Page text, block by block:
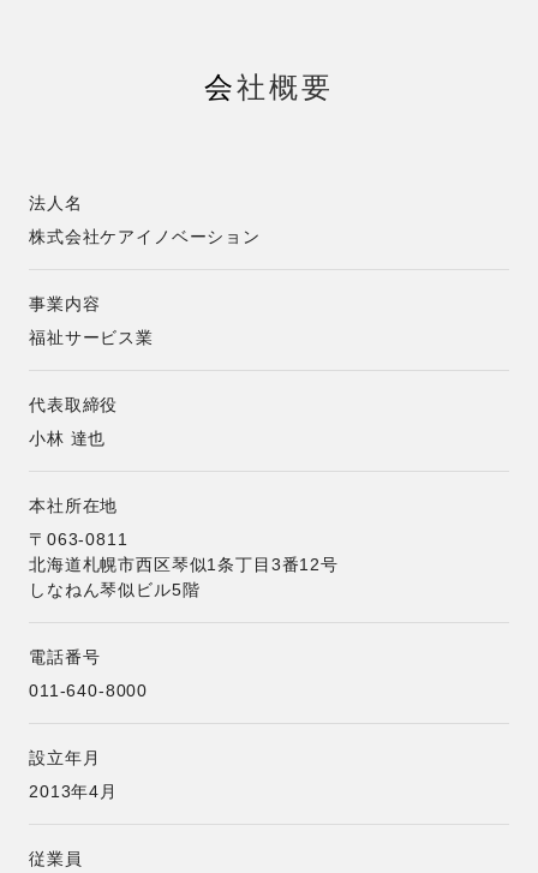
会社概要
法人名
株式会社ケアイノベーション
事業内容
福祉サービス業
代表取締役
小林 達也
本社所在地
〒063-0811
北海道札幌市西区琴似1条丁目3番12号
しなねん琴似ビル5階
電話番号
011-640-8000
設立年月
2013年4月
従業員